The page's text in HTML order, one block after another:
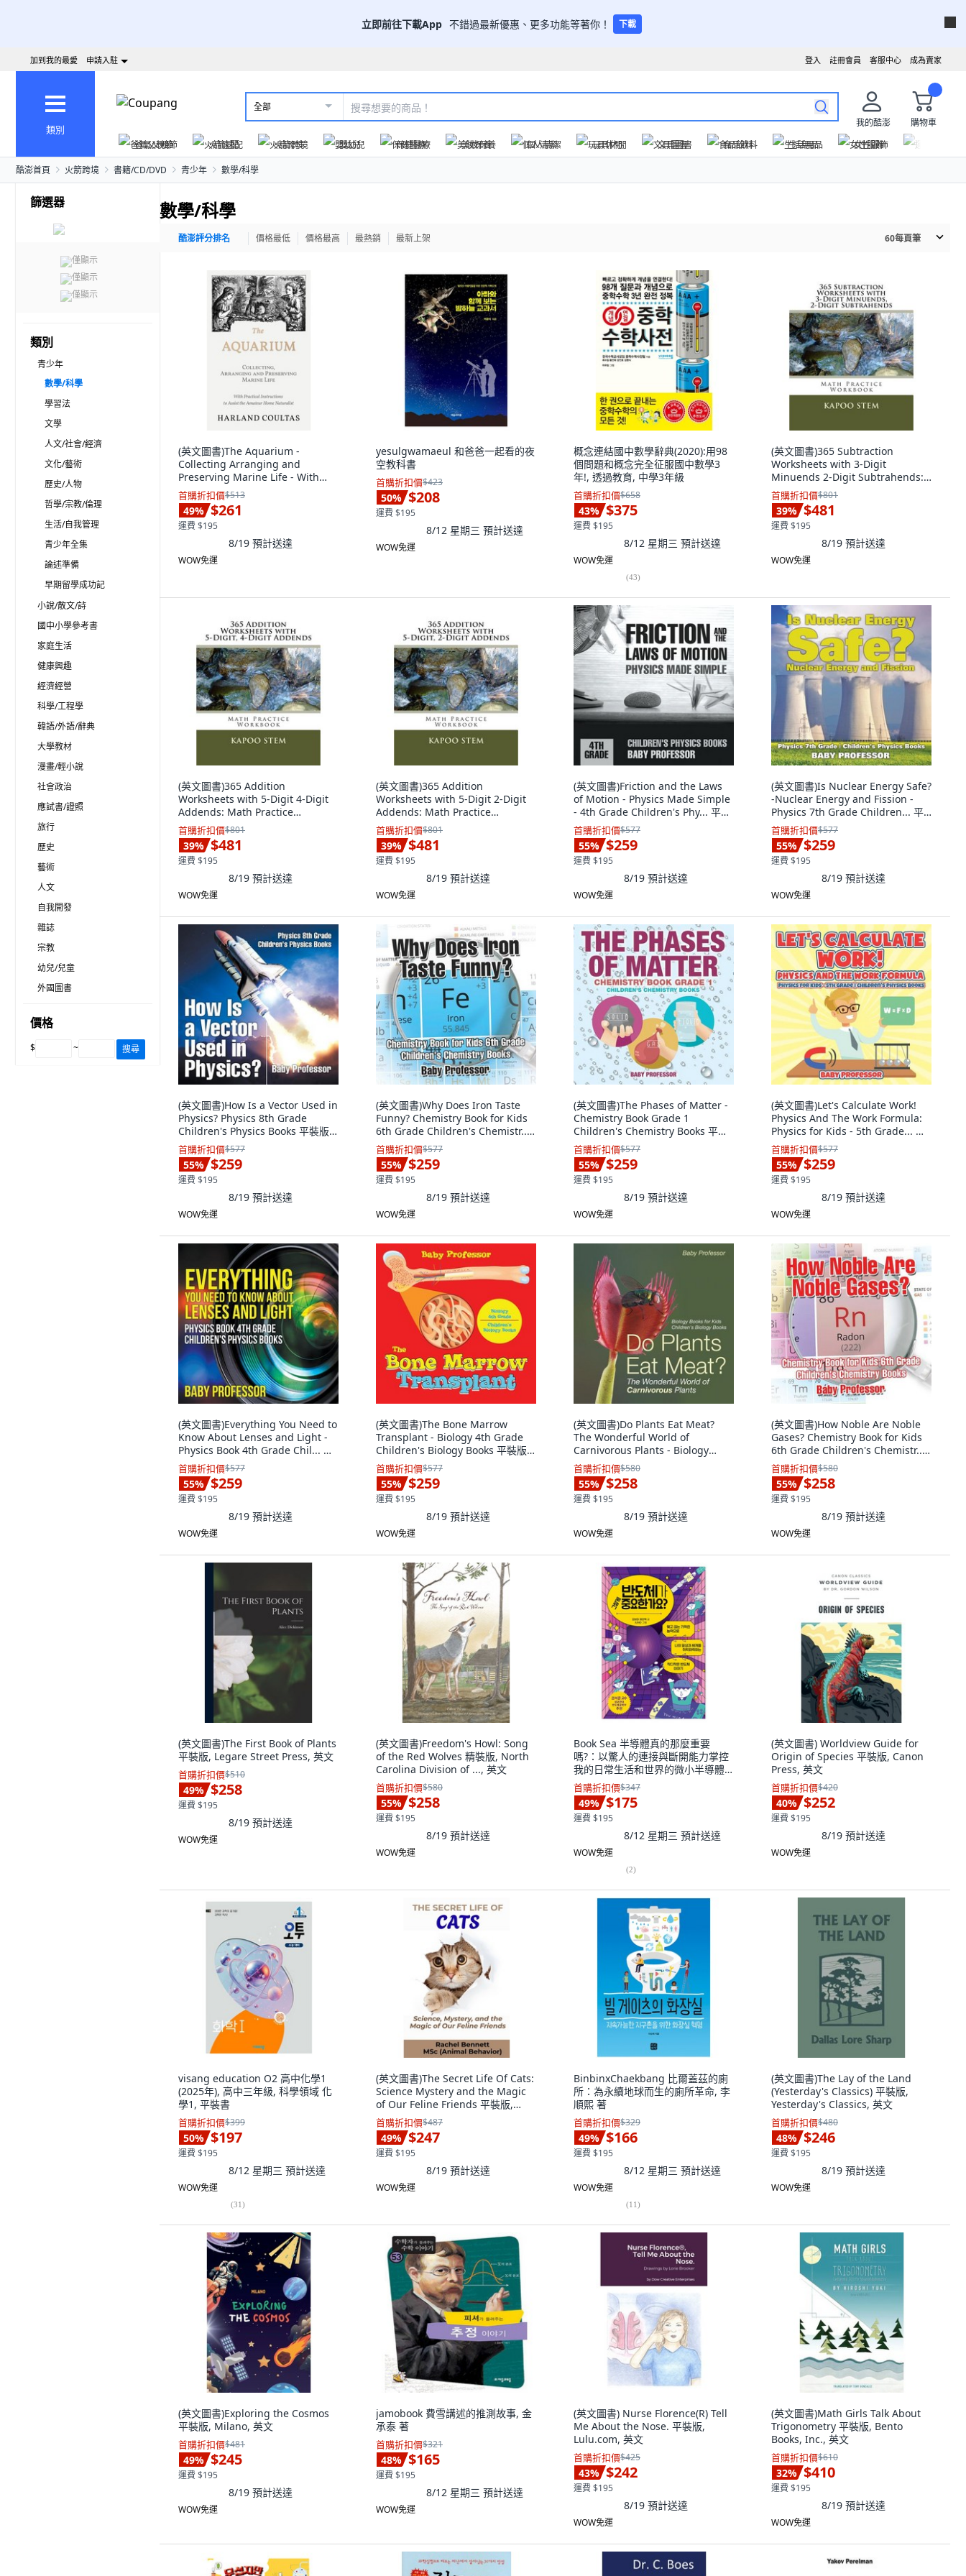
立即前往下載App 不錯過最新優惠、更多功能等著你！ 下載
成為賣家
客服中心
註冊會員
登入
加到我的最愛 申請入駐
類別
全部
我的酷澎
購物車
爸氣父親節
火箭速配 火箭跨境 嬰幼兒 保健醫療 美妝保養 個人清潔 玩具休閒 文具圖書 食品飲料 生活用品 女性服飾
酷澎首頁 火箭跨境 書籍/CD/DVD 青少年 數學/科學
篩選器
僅顯示
僅顯示
僅顯示
類別
青少年
數學/科學
學習法
文學
人文/社會/經濟
文化/藝術
歷史/人物
哲學/宗教/倫理
生活/自我管理
青少年全集
論述準備
早期留學成功記
小說/散文/詩
國中小學參考書
家庭生活
健康興趣
經濟經營
科學/工程學
韓語/外語/辭典
大學教材
漫畫/輕小說
社會政治
應試書/證照
旅行
歷史
藝術
人文
自我開發
雜誌
宗教
幼兒/兒童
外國圖書
價格
$ ~ 搜尋
數學/科學
酷澎評分排名 價格最低 價格最高 最熱銷 最新上架 60每頁筆
(英文圖書)The Aquarium -
Collecting Arranging and
Preserving Marine Life - With
Practical... 平裝版, Read Country
Books, 英文
首購折扣價$513
49% $261
運費 $195
8/19 預計送達
WOW免運
yesulgwamaeul 和爸爸一起看的夜
空教科書
首購折扣價$423
50% $208
運費 $195
8/12 星期三 預計送達
WOW免運
概念連結國中數學辭典(2020):用98
個問題和概念完全征服國中數學3
年!, 透過教育, 中學3年級
首購折扣價$658
43% $375
運費 $195
8/12 星期三 預計送達
WOW免運
(43)
(英文圖書)365 Subtraction
Worksheets with 3-Digit
Minuends 2-Digit Subtrahends:
Math Prac... 平裝版, Createspace
Independent Pub..., 英文
首購折扣價$801
39% $481
運費 $195
8/19 預計送達
WOW免運
(英文圖書)365 Addition
Worksheets with 5-Digit 4-Digit
Addends: Math Practice
Workbook 平裝版, Createspace
Independent Pub..., 英文
首購折扣價$801
39% $481
運費 $195
8/19 預計送達
WOW免運
(英文圖書)365 Addition
Worksheets with 5-Digit 2-Digit
Addends: Math Practice
Workbook 平裝版, Createspace
Independent Pub..., 英文
首購折扣價$801
39% $481
運費 $195
8/19 預計送達
WOW免運
(英文圖書)Friction and the Laws
of Motion - Physics Made Simple
- 4th Grade Children's Phy... 平裝
版, Baby Professor, 英文
首購折扣價$577
55% $259
運費 $195
8/19 預計送達
WOW免運
(英文圖書)Is Nuclear Energy Safe?
-Nuclear Energy and Fission -
Physics 7th Grade Children... 平
裝版, Baby Professor, 英文
首購折扣價$577
55% $259
運費 $195
8/19 預計送達
WOW免運
(英文圖書)How Is a Vector Used in
Physics? Physics 8th Grade
Children's Physics Books 平裝版,
Baby Professor, 英文
首購折扣價$577
55% $259
運費 $195
8/19 預計送達
WOW免運
(英文圖書)Why Does Iron Taste
Funny? Chemistry Book for Kids
6th Grade Children's Chemistr...
平裝版, Baby Professor, 英文
首購折扣價$577
55% $259
運費 $195
8/19 預計送達
WOW免運
(英文圖書)The Phases of Matter -
Chemistry Book Grade 1
Children's Chemistry Books 平裝
版, Baby Professor, 英文
首購折扣價$577
55% $259
運費 $195
8/19 預計送達
WOW免運
(英文圖書)Let's Calculate Work!
Physics And The Work Formula:
Physics for Kids - 5th Grade... 平
裝版, Baby Professor, 英文
首購折扣價$577
55% $259
運費 $195
8/19 預計送達
WOW免運
(英文圖書)Everything You Need to
Know About Lenses and Light -
Physics Book 4th Grade Chil... 平
裝版, Baby Professor, 英文
首購折扣價$577
55% $259
運費 $195
8/19 預計送達
WOW免運
(英文圖書)The Bone Marrow
Transplant - Biology 4th Grade
Children's Biology Books 平裝版,
Baby Professor, 英文
首購折扣價$577
55% $259
運費 $195
8/19 預計送達
WOW免運
(英文圖書)Do Plants Eat Meat?
The Wonderful World of
Carnivorous Plants - Biology
Books fo... 平裝版, Baby
Professor, 英文
首購折扣價$580
55% $258
運費 $195
8/19 預計送達
WOW免運
(英文圖書)How Noble Are Noble
Gases? Chemistry Book for Kids
6th Grade Children's Chemistr...
平裝版, Baby Professor, 英文
首購折扣價$580
55% $258
運費 $195
8/19 預計送達
WOW免運
(英文圖書)The First Book of Plants
平裝版, Legare Street Press, 英文
首購折扣價$510
49% $258
運費 $195
8/19 預計送達
WOW免運
(英文圖書)Freedom's Howl: Song
of the Red Wolves 精裝版, North
Carolina Division of ..., 英文
首購折扣價$580
55% $258
運費 $195
8/19 預計送達
WOW免運
Book Sea 半導體真的那麼重要
嗎?：以驚人的連接與斷開能力掌控
我的日常生活和世界的微小半導體
故事, 金寶美, 蔡仁澤
首購折扣價$347
49% $175
運費 $195
8/12 星期三 預計送達
WOW免運
(2)
(英文圖書) Worldview Guide for
Origin of Species 平裝版, Canon
Press, 英文
首購折扣價$420
40% $252
運費 $195
8/19 預計送達
WOW免運
visang education O2 高中化學1
(2025年), 高中三年級, 科學領域 化
學1, 平裝書
首購折扣價$399
50% $197
運費 $195
8/12 星期三 預計送達
WOW免運
(31)
(英文圖書)The Secret Life Of Cats:
Science Mystery and the Magic
of Our Feline Friends 平裝版,
Independently Published, 英文
首購折扣價$487
49% $247
運費 $195
8/19 預計送達
WOW免運
BinbinxChaekbang 比爾蓋茲的廁
所：為永續地球而生的廁所革命, 李
順熙 著
首購折扣價$329
49% $166
運費 $195
8/12 星期三 預計送達
WOW免運
(11)
(英文圖書)The Lay of the Land
(Yesterday's Classics) 平裝版,
Yesterday's Classics, 英文
首購折扣價$480
48% $246
運費 $195
8/19 預計送達
WOW免運
(英文圖書)Exploring the Cosmos
平裝版, Milano, 英文
首購折扣價$481
49% $245
運費 $195
8/19 預計送達
WOW免運
jamobook 費雪講述的推測故事, 金
承泰 著
首購折扣價$321
48% $165
運費 $195
8/12 星期三 預計送達
WOW免運
(英文圖書) Nurse Florence(R) Tell
Me About the Nose. 平裝版,
Lulu.com, 英文
首購折扣價$425
43% $242
運費 $195
8/19 預計送達
WOW免運
(英文圖書)Math Girls Talk About
Trigonometry 平裝版, Bento
Books, Inc., 英文
首購折扣價$610
32% $410
運費 $195
8/19 預計送達
WOW免運